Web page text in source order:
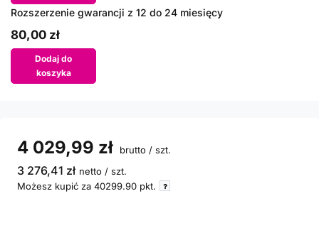
Rozszerzenie gwarancji z 12 do 24 miesięcy
80,00 zł
Dodaj do
koszyka
4 029,99 zł brutto / szt.
3 276,41 zł netto / szt.
Możesz kupić za 40299.90 pkt.